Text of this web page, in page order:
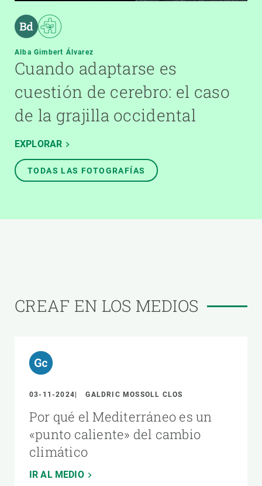
Alba Gimbert Álvarez
Cuando adaptarse es
cuestión de cerebro: el caso
de la grajilla occidental
EXPLORAR
TODAS LAS FOTOGRAFÍAS
CREAF EN LOS MEDIOS
03-11-2024 GALDRIC MOSSOLL CLOS
Por qué el Mediterráneo es un
«punto caliente» del cambio
climático
IR AL MEDIO